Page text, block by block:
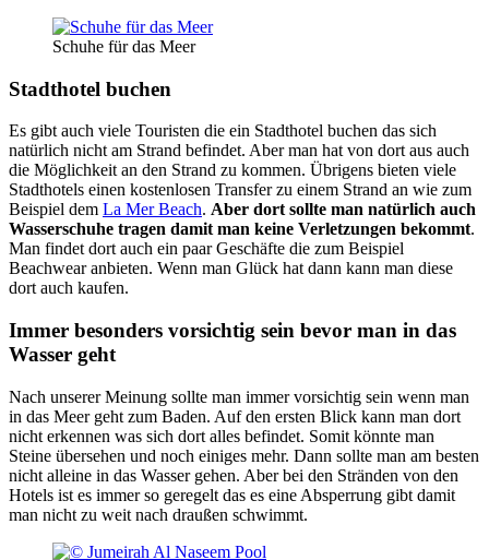
Schuhe für das Meer
Stadthotel buchen
Es gibt auch viele Touristen die ein Stadthotel buchen das sich
natürlich nicht am Strand befindet. Aber man hat von dort aus auch
die Möglichkeit an den Strand zu kommen. Übrigens bieten viele
Stadthotels einen kostenlosen Transfer zu einem Strand an wie zum
Beispiel dem La Mer Beach. Aber dort sollte man natürlich auch
Wasserschuhe tragen damit man keine Verletzungen bekommt.
Man findet dort auch ein paar Geschäfte die zum Beispiel
Beachwear anbieten. Wenn man Glück hat dann kann man diese
dort auch kaufen.
Immer besonders vorsichtig sein bevor man in das
Wasser geht
Nach unserer Meinung sollte man immer vorsichtig sein wenn man
in das Meer geht zum Baden. Auf den ersten Blick kann man dort
nicht erkennen was sich dort alles befindet. Somit könnte man
Steine übersehen und noch einiges mehr. Dann sollte man am besten
nicht alleine in das Wasser gehen. Aber bei den Stränden von den
Hotels ist es immer so geregelt das es eine Absperrung gibt damit
man nicht zu weit nach draußen schwimmt.